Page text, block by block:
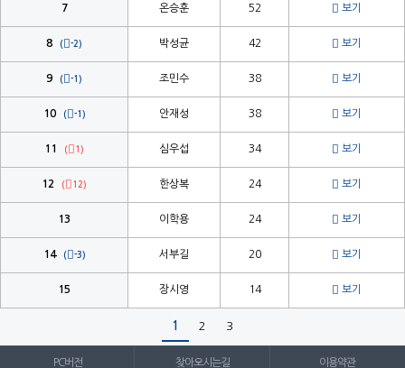
7 온승훈 52  보기
8 ( -2) 박성균 42  보기
9 ( -1) 조민수 38  보기
10 (-1) 안재성 38  보기
11 (  1) 심우섭 34  보기
12 (  12) 한상복 24  보기
13 이학용 24  보기
14 (-3) 서부길 20  보기
15 장시영 14  보기
1 2 3
PC버전 찾아오시는길 이용약관